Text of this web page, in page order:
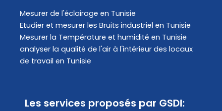
Mesurer de l'éclairage en Tunisie
Etudier et mesurer les Bruits industriel en Tunisie
Mesurer la Température et humidité en Tunisie
analyser la qualité de l'air à l'intérieur des locaux
de travail en Tunisie
Les services proposés par GSDI: